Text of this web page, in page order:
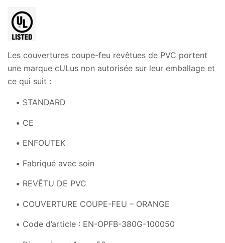
Les couvertures coupe-feu revêtues de PVC portent
une marque cULus non autorisée sur leur emballage et
ce qui suit :
STANDARD
CE
ENFOUTEK
Fabriqué avec soin
REVÊTU DE PVC
COUVERTURE COUPE-FEU – ORANGE
Code d’article : EN-OPFB-380G-100050